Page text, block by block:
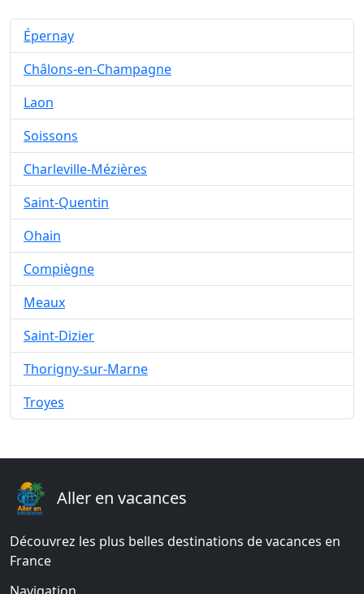
Épernay
Châlons-en-Champagne
Laon
Soissons
Charleville-Mézières
Saint-Quentin
Ohain
Compiègne
Meaux
Saint-Dizier
Thorigny-sur-Marne
Troyes
Aller en vacances
Découvrez les plus belles destinations de vacances en
France